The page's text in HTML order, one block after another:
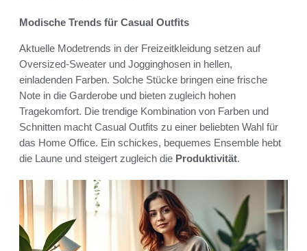
Modische Trends für Casual Outfits
Aktuelle Modetrends in der Freizeitkleidung setzen auf
Oversized-Sweater und Jogginghosen in hellen,
einladenden Farben. Solche Stücke bringen eine frische
Note in die Garderobe und bieten zugleich hohen
Tragekomfort. Die trendige Kombination von Farben und
Schnitten macht Casual Outfits zu einer beliebten Wahl für
das Home Office. Ein schickes, bequemes Ensemble hebt
die Laune und steigert zugleich die Produktivität.